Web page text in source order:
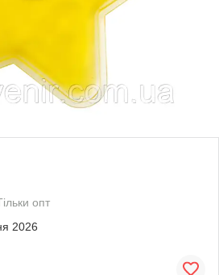
опт
2026